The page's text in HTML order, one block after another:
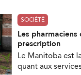
SOCIÉTÉ
Les
prescription
Le Manitoba est
quant aux